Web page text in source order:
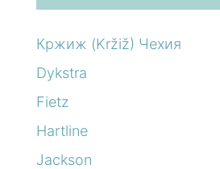
Кржиж (Kržiž) Чехия
Dykstra
Fietz
Hartline
Jackson